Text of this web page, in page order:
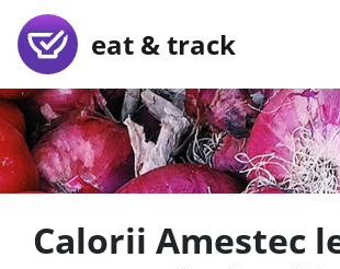
eat & track
Calorii Amestec